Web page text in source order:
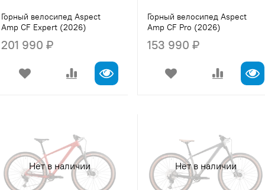
Горный велосипед Aspect
Amp CF Expert (2026)
201 990 ₽
Горный велосипед Aspect
Amp CF Pro (2026)
153 990 ₽
Нет в наличии Нет в наличии